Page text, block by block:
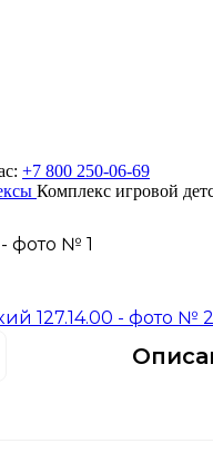
+7 800 250-06-69
Комплекс игровой